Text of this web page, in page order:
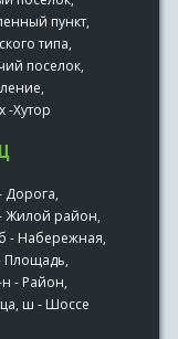
пункт,
типа,
поселок,
-Хутор
Дорога,
Жилой район,
- Набережная,
Площадь,
н - Район,
ш - Шоссе